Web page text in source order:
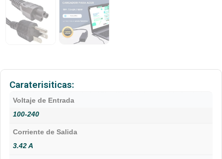
Caraterisiticas:
Voltaje de Entrada
100-240
Corriente de Salida
3.42 A